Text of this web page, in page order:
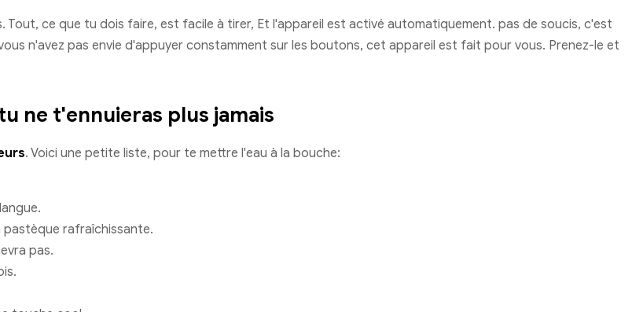
Tout, ce que tu dois faire, est facile à tirer, Et l'appareil est activé automatiquement. pas de soucis, c'est
n'avez pas envie d'appuyer constamment sur les boutons, cet appareil est fait pour vous. Prenez-le et
ne t'ennuieras plus jamais
. Voici une petite liste, pour te mettre l'eau à la bouche:
pastèque rafraîchissante.
pas.